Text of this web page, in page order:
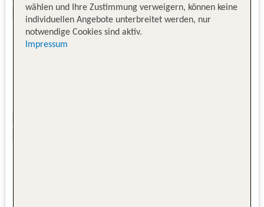
wählen und Ihre Zustimmung verweigern, können keine
individuellen Angebote unterbreitet werden, nur
notwendige Cookies sind aktiv.
Impressum